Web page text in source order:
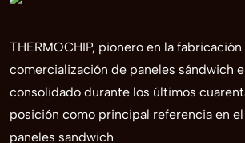
THERMOCHIP, pionero en la fabricación
comercialización de paneles sándwich
consolidado durante los últimos
posición como principal referencia en
paneles sandwich